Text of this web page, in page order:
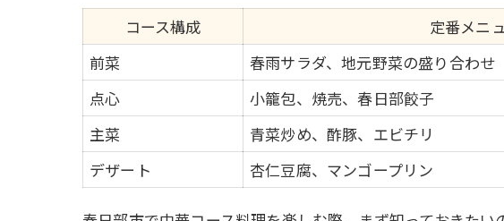
食べ
宴会
春日部の
旬の
春日
旬
注目
コース構成
定番メニ
前菜
春雨サラダ、地元野菜の盛り合わせ
点心
小籠包、焼売、春日部餃子
主菜
青菜炒め、酢豚、エビチリ
デザート
杏仁豆腐、マンゴープリン